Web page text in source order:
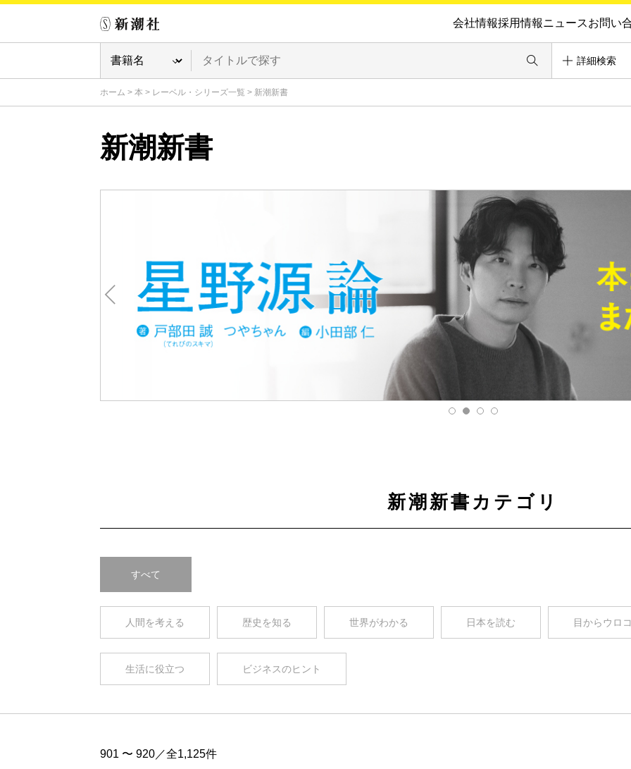
会社情報採用情報ニュースお問い
詳細検索
ホーム > 本 > レーベル・シリーズ一覧 > 新潮新書
新潮新書
新潮新書カテゴリ
すべて
人間を考える 歴史を知る 世界がわかる 日本を読む 目からウロコ
生活に役立つ ビジネスのヒント
901 〜 920／全1,125件